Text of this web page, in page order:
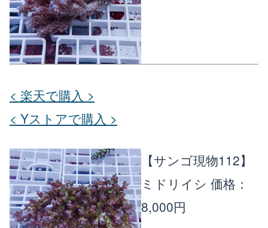
< 楽天で購入 >
< Yストアで購入 >
【サンゴ現物112】
ミドリイシ 価格：
8,000円